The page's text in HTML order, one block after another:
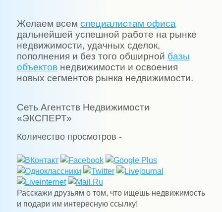
Желаем всем специалистам офиса
дальнейшей успешной работе на рынке
недвижимости, удачных сделок,
пополнения и без того обширной базы
объектовнедвижимости и освоения
новых сегментов рынка недвижимости.
Сеть Агентств Недвижимости
«ЭКСПЕРТ»
Количество просмотров -
Расскажи друзьям о том, что ищешь недвижимость
и подари им интересную ссылку!